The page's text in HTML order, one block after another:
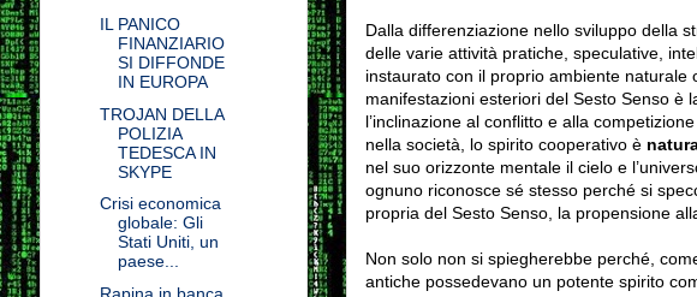
Dalla differenziazione nello sviluppo della
delle varie attività pratiche, speculative,
instaurato con il proprio ambiente
manifestazioni esteriori del Sesto Senso è
l’inclinazione al conflitto e alla
nella società, lo spirito cooperativo è
nel suo orizzonte mentale il cielo e
ognuno riconosce sé stesso perché si
propria del Sesto Senso, la propensione
Non solo non si spiegherebbe perché,
antiche possedevano un potente spirito
IL PANICO
FINANZIARIO
SI DIFFONDE
IN EUROPA
TROJAN DELLA
POLIZIA
TEDESCA IN
SKYPE
Crisi economica
globale: Gli
Stati Uniti, un
paese...